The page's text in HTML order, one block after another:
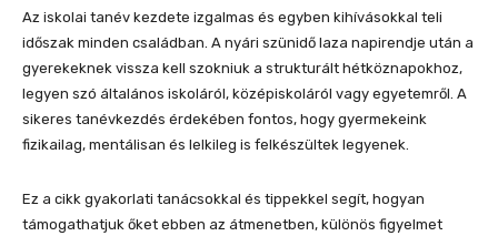
Az iskolai tanév kezdete izgalmas és egyben kihívásokkal teli
időszak minden családban. A nyári szünidő laza napirendje után a
gyerekeknek vissza kell szokniuk a strukturált hétköznapokhoz,
legyen szó általános iskoláról, középiskoláról vagy egyetemről. A
sikeres tanévkezdés érdekében fontos, hogy gyermekeink
fizikailag, mentálisan és lelkileg is felkészültek legyenek.
Ez a cikk gyakorlati tanácsokkal és tippekkel segít, hogyan
támogathatjuk őket ebben az átmenetben, különös figyelmet